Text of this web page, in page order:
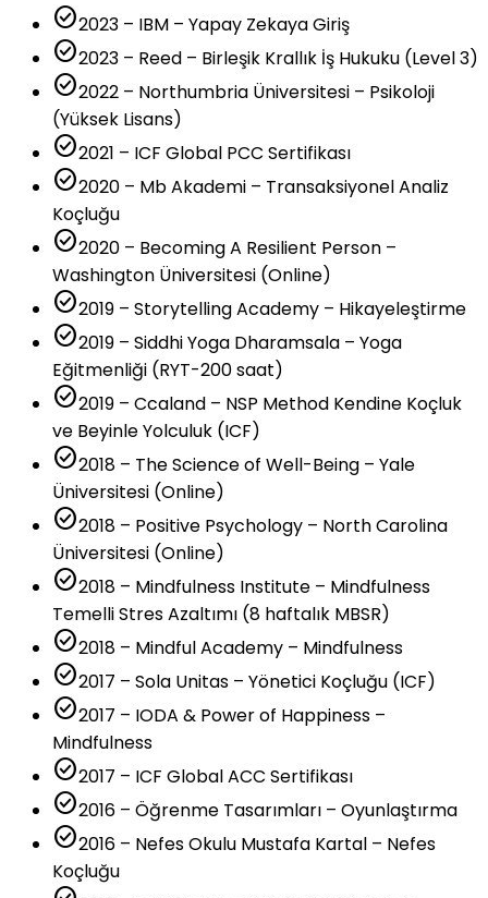
check_circle2023 – IBM – Yapay Zekaya Giriş
check_circle2023 – Reed – Birleşik Krallık İş Hukuku (Level 3)
check_circle2022 – Northumbria Üniversitesi – Psikoloji
(Yüksek Lisans)
check_circle2021 – ICF Global PCC Sertifikası
check_circle2020 – Mb Akademi – Transaksiyonel Analiz
Koçluğu
check_circle2020 – Becoming A Resilient Person –
Washington Üniversitesi (Online)
check_circle2019 – Storytelling Academy – Hikayeleştirme
check_circle2019 – Siddhi Yoga Dharamsala – Yoga
Eğitmenliği (RYT-200 saat)
check_circle2019 – Ccaland – NSP Method Kendine Koçluk
ve Beyinle Yolculuk (ICF)
check_circle2018 – The Science of Well-Being – Yale
Üniversitesi (Online)
check_circle2018 – Positive Psychology – North Carolina
Üniversitesi (Online)
check_circle2018 – Mindfulness Institute – Mindfulness
Temelli Stres Azaltımı (8 haftalık MBSR)
check_circle2018 – Mindful Academy – Mindfulness
check_circle2017 – Sola Unitas – Yönetici Koçluğu (ICF)
check_circle2017 – IODA & Power of Happiness –
Mindfulness
check_circle2017 – ICF Global ACC Sertifikası
check_circle2016 – Öğrenme Tasarımları – Oyunlaştırma
check_circle2016 – Nefes Okulu Mustafa Kartal – Nefes
Koçluğu